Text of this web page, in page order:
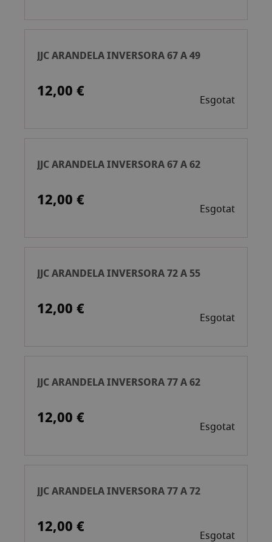
JJC ARANDELA INVERSORA 67 A 49
12,00 € Esgotat
JJC ARANDELA INVERSORA 67 A 62
12,00 € Esgotat
JJC ARANDELA INVERSORA 72 A 55
12,00 € Esgotat
JJC ARANDELA INVERSORA 77 A 62
12,00 € Esgotat
JJC ARANDELA INVERSORA 77 A 72
12,00 € Esgotat